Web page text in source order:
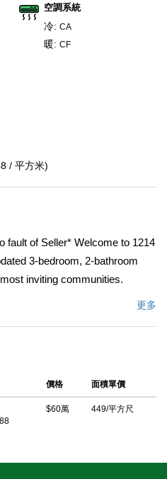
空調系統
冷: CA
暖: CF
/ 平方米)
fault of Seller* Welcome to 1214
3-bedroom, 2-bathroom
inviting communities.
designed living space,
setting for relaxing or
blend of comfort, style, and
更多
價格 面積單價
$60萬 449/平方尺